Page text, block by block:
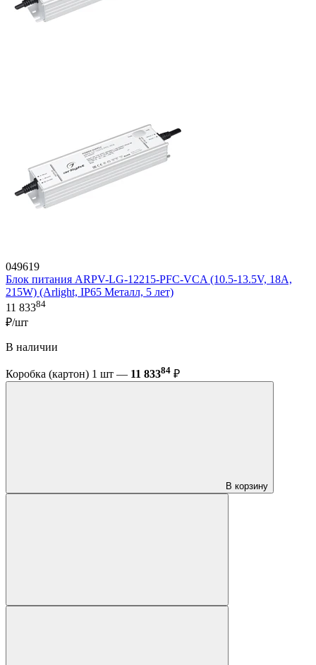
049619
Блок питания ARPV-LG-12215-PFC-VCA (10.5-13.5V, 18A,
215W) (Arlight, IP65 Металл, 5 лет)
11 83384
₽/шт
В наличии
Коробка (картон) 1 шт — 11 83384 ₽
В корзину